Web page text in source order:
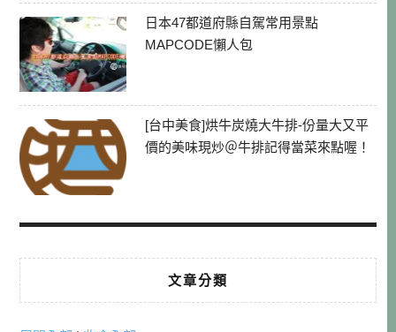
日本47都道府縣自駕常用景點
MAPCODE懶人包
[台中美食]烘牛炭燒大牛排-份量大又平
價的美味現炒＠牛排記得當菜來點喔！
文章分類